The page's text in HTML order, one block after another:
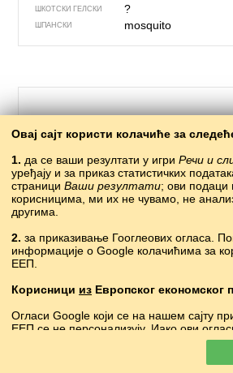
ШКОТСКИ ГЕЛСКИ ?
ШПАНСКИ mosquito
250 – димњак, оџак
АБАЗИНСКИ ?
АВАРСКИ
АПХАСКИ
БАСКИЈСКИ tximinia
БЕЛОРУСКИ комін•komin
Овај сајт користи колачиће за
1. да се ваши резултати у игри Речи и
уређају и за приказ статистичких
страници Ваши резултати; ови подаци
корисницима, ми их не чувамо, не
другима.
2. за приказивање Гооглеових огласа.
информације о Google колачићима за
ЕЕП.
Корисници из Европског економског
Огласи Google који се на нашем сајту
ЕЕП се не персонализују. Иако ови
за персонализацију огласа, користе их
ограничавања учесталости, збирно
борбу против преваре и злоупотребе.